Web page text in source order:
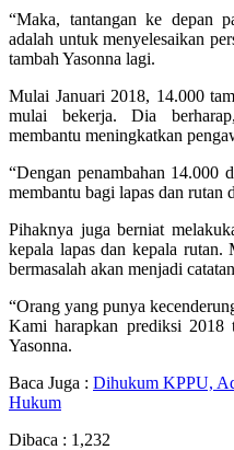
“Maka, tantangan ke depan
adalah untuk menyelesaikan
tambah Yasonna lagi.
Mulai Januari 2018, 14.000
mulai bekerja. Dia
membantu meningkatkan
“Dengan penambahan 14.000
membantu bagi lapas dan rutan
Pihaknya juga berniat
kepala lapas dan kepala rutan.
bermasalah akan menjadi
“Orang yang punya
Kami harapkan prediksi
Yasonna.
Baca Juga : Dihukum KPPU,
Hukum
Dibaca : 1,232